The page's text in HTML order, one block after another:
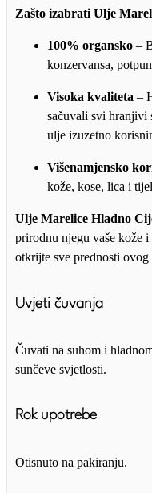
Zašto izabrati Ulje
100% organsko –
konzervansa,
Visoka kvaliteta –
sačuvali svi hranjivi
ulje izuzetno
Višenamjensko
kože, kose, lica i
Ulje Marelice Hladno
prirodnu njegu vaše kože
otkrijte sve prednosti
Uvjeti čuvanja
Čuvati na suhom i
sunčeve svjetlosti.
Rok upotrebe
Otisnuto na pakiranju.